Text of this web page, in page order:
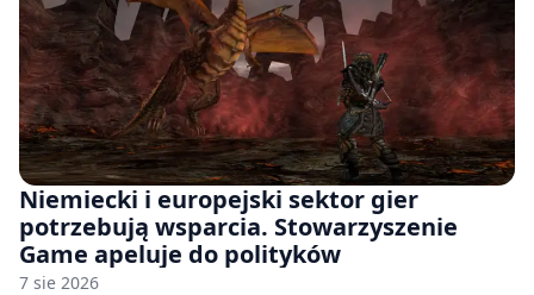
Niemiecki i europejski sektor gier
potrzebują wsparcia. Stowarzyszenie
Game apeluje do polityków
7 sie 2026